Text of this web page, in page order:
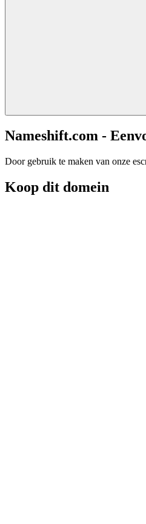
Nameshift.com -
Door gebruik te maken van onze
Koop dit domein